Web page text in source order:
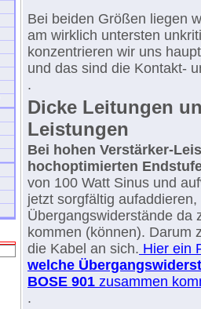
Bei beiden Größen liegen
am wirklich untersten
konzentrieren wir uns
und das sind die Kontakt-
.
Dicke Leitungen
Leistungen
Bei hohen Verstärker-
hochoptimierten
von 100 Watt Sinus und
jetzt sorgfältig aufaddieren,
Übergangswiderstände da
kommen (können). Darum
die Kabel an sich. Hier ein
welche
BOSE 901 zusammen
.